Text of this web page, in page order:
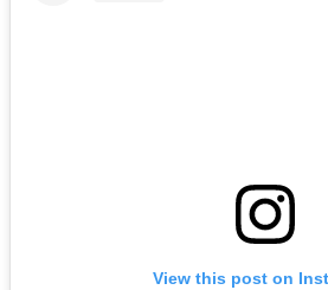
View this post on